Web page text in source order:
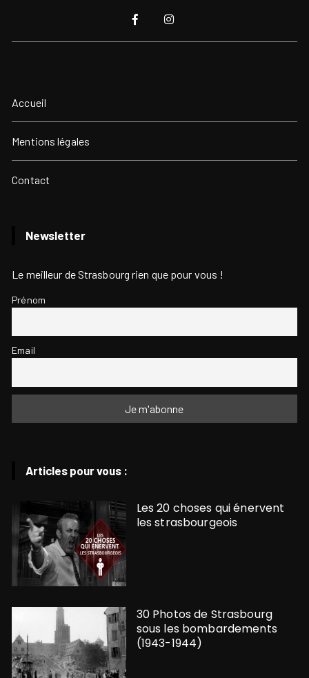
Accueil
Mentions légales
Contact
Newsletter
Le meilleur de Strasbourg rien que pour vous !
Prénom
Email
Articles pour vous :
Les 20 choses qui énervent
les strasbourgeois
30 Photos de Strasbourg
sous les bombardements
(1943-1944)